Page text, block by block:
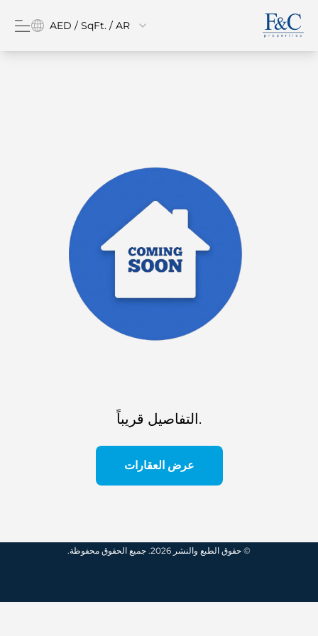
AED / SqFt. / AR
التفاصيل قريباً.
عرض العقارات
© حقوق الطبع والنشر 2026. جميع الحقوق محفوظة.